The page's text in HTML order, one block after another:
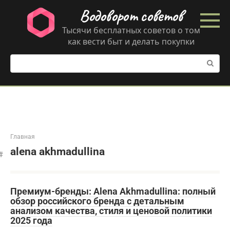
контенту
Водоворот советов
Тысячи бесплатных советов о том
как вести быт и делать покупки
Поиск:
Главная
alena akhmadullina
Премиум-бренды: Alena Akhmadullina: полный
обзор российского бренда с детальным
анализом качества, стиля и ценовой политики
2025 года